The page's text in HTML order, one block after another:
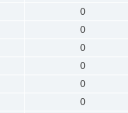
0
0
0
0
0
0